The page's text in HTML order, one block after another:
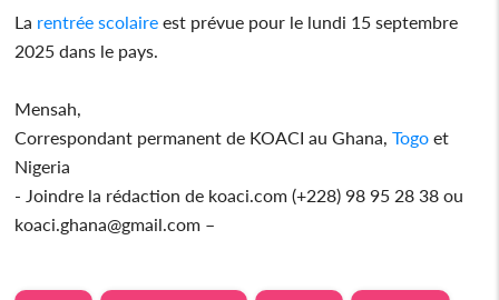
La rentrée scolaire est prévue pour le lundi 15 septembre
2025 dans le pays.
Mensah,
Correspondant permanent de KOACI au Ghana,Togo et
Nigeria
- Joindre la rédaction de koaci.com (+228) 98 95 28 38 ou
koaci.ghana@gmail.com –